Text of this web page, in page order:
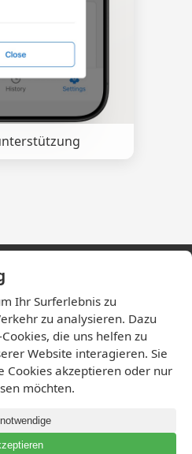
All Rights Reserved.
Ihr Surferlebnis zu
zu analysieren. Dazu
die uns helfen zu
Website interagieren. Sie
Cookies akzeptieren oder nur
möchten.